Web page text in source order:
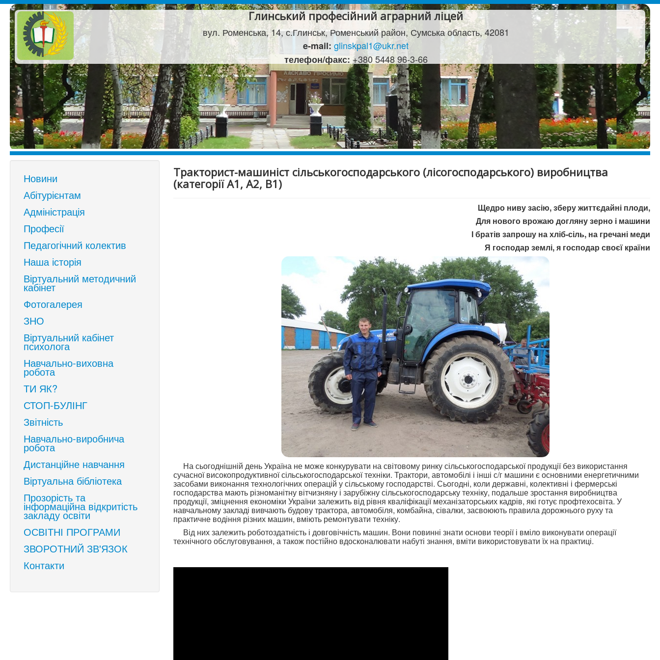
Глинський професійний аграрний ліцей
вул. Роменська, 14, с.Глинськ, Роменський район, Сумська область, 42081
e-mail: glinskpal1@ukr.net
телефон/факс: +380 5448 96-3-66
Новини
Абітурієнтам
Адміністрація
Професії
Педагогічний колектив
Наша історія
Віртуальний методичний
кабінет
Фотогалерея
ЗНО
Віртуальний кабінет
психолога
Навчально-виховна
робота
ТИ ЯК?
СТОП-БУЛІНГ
Звітність
Навчально-виробнича
робота
Дистанційне навчання
Віртуальна бібліотека
Прозорість та
інформаційна відкритість
закладу освіти
ОСВІТНІ ПРОГРАМИ
ЗВОРОТНИЙ ЗВ'ЯЗОК
Контакти
Тракторист-машиніст сільськогосподарського (лісогосподарського) виробництва
(категорії А1, А2, В1)
Щедро ниву засію, зберу життєдайні плоди,
Для нового врожаю догляну зерно і машини
І братів запрошу на хліб-сіль, на гречані меди
Я господар землі, я господар своєї країни
На сьогоднішній день Україна не може конкурувати на світовому ринку сільськогосподарської продукції без використання
сучасної високопродуктивної сільськогосподарської техніки. Трактори, автомобілі і інші с/г машини є основними енергетичними
засобами виконання технологічних операцій у сільському господарстві. Сьогодні, коли державні, колективні і фермерські
господарства мають різноманітну вітчизняну і зарубіжну сільськогосподарську техніку, подальше зростання виробництва
продукції, зміцнення економіки України залежить від рівня кваліфікації механізаторських кадрів, які готує профтехосвіта. У
навчальному закладі вивчають будову трактора, автомобіля, комбайна, сівалки, засвоюють правила дорожнього руху та
практичне водіння різних машин, вміють ремонтувати техніку.
Від них залежить роботоздатність і довговічність машин. Вони повинні знати основи теорії і вміло виконувати операції
технічного обслуговування, а також постійно вдосконалювати набуті знання, вміти використовувати їх на практиці.